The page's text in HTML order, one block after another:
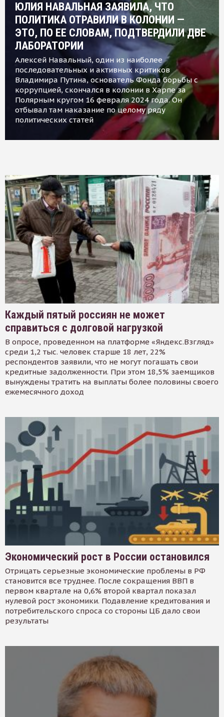
ЮЛИЯ НАВАЛЬНАЯ ЗАЯВИЛА, ЧТО
ПОЛИТИКА ОТРАВИЛИ В КОЛОНИИ —
ЭТО, ПО ЕЕ СЛОВАМ, ПОДТВЕРДИЛИ ДВЕ
ЛАБОРАТОРИИ
Алексей Навальный, один из наиболее
последовательных и активных критиков
Владимира Путина, основатель Фонда борьбы с
коррупцией, скончался в колонии в Харпе за
Полярным кругом 16 февраля 2024 года. Он
отбывал там наказание по целому ряду
политических статей
Каждый пятый россиян не может
справиться с долговой нагрузкой
В опросе, проведенном на платформе «Яндекс.Взгляд»
среди 1,2 тыс. человек старше 18 лет, 22%
респондентов заявили, что не могут погашать свои
кредитные задолженности. При этом 18,5% заемщиков
вынуждены тратить на выплаты более половины своего
ежемесячного доход
Экономический рост в России остановился
Отрицать серьезные экономические проблемы в РФ
становится все труднее. После сокращения ВВП в
первом квартале на 0,6% второй квартал показал
нулевой рост экономики. Подавление кредитования и
потребительского спроса со стороны ЦБ дало свои
результаты